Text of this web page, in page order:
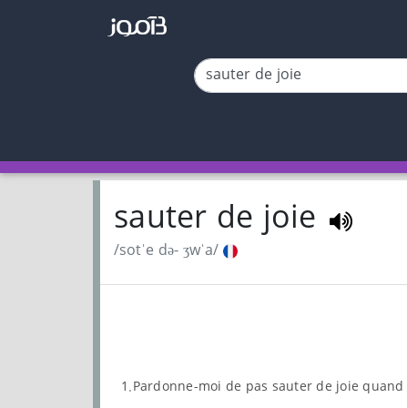
sauter de joie
/sotˈe də- ʒwˈa/
1.Pardonne-moi de pas sauter de joie